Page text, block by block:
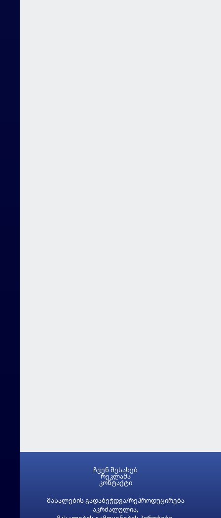
მასალების გადაბეჭდვა/რეპროდუცირება
აკრძალულია,
ჩვენ შესახებ
რეკლამა
კონტაქტი